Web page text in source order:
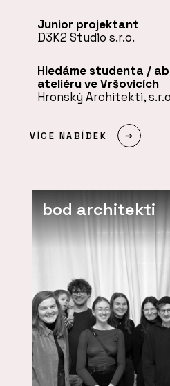
Junior projektant
D3K2 Studio s.r.o.
Hledáme studenta /
ateliéru ve Vršovicích
Hronský Architekti,
VÍCE NABÍDEK
bod architekti